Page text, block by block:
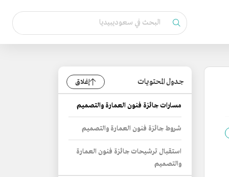
جدول المحتويات إغلاق
مسارات جائزة فنون العمارة والتصميم
شروط جائزة فنون العمارة والتصميم
استقبال ترشيحات جائزة فنون العمارة
والتصميم